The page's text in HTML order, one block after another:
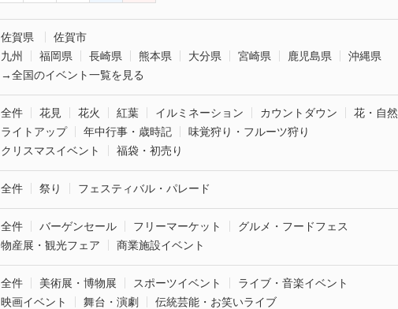
佐賀県
佐賀市
九州
福岡県 長崎県 熊本県 大分県 宮崎県 鹿児島県
沖縄県
→全国のイベント一覧を見る
全件 花見 花火 紅葉 イルミネーション カウントダウン
花・自然
ライトアップ
年中行事・歳時記
味覚狩り・フルーツ狩り
クリスマスイベント
福袋・初売り
全件 祭り フェスティバル・パレード
全件 バーゲンセール フリーマーケット
グルメ・フードフェス
物産展・観光フェア
商業施設イベント
全件 美術展・博物展 スポーツイベント
ライブ・音楽イベント
映画イベント
舞台・演劇 伝統芸能・お笑いライブ